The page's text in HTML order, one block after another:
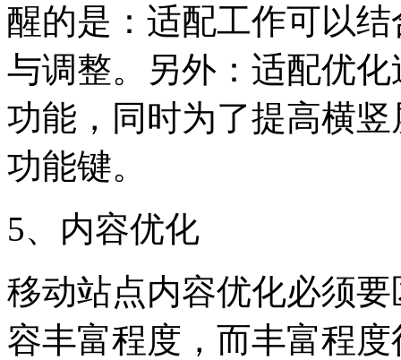
醒的是：适配工作可以
与调整。
另外：适配优
功能，同时为了提高横
功能键。
5、内容优化
移动站点内容优化必须
容丰富程度，而丰富程